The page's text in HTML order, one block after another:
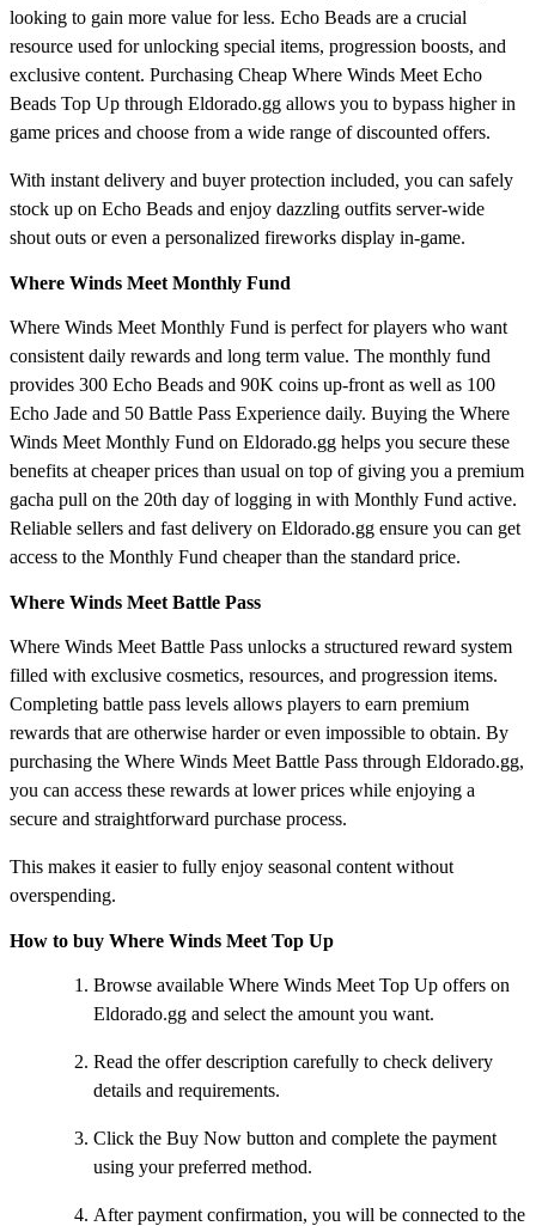
looking to gain more value for less. Echo Beads are a crucial
resource used for unlocking special items, progression boosts, and
exclusive content. Purchasing Cheap Where Winds Meet Echo
Beads Top Up through Eldorado.gg allows you to bypass higher in
game prices and choose from a wide range of discounted offers.
With instant delivery and buyer protection included, you can safely
stock up on Echo Beads and enjoy dazzling outfits server-wide
shout outs or even a personalized fireworks display in-game.
Where Winds Meet Monthly Fund
Where Winds Meet Monthly Fund is perfect for players who want
consistent daily rewards and long term value. The monthly fund
provides 300 Echo Beads and 90K coins up-front as well as 100
Echo Jade and 50 Battle Pass Experience daily. Buying the Where
Winds Meet Monthly Fund on Eldorado.gg helps you secure these
benefits at cheaper prices than usual on top of giving you a premium
gacha pull on the 20th day of logging in with Monthly Fund active.
Reliable sellers and fast delivery on Eldorado.gg ensure you can get
access to the Monthly Fund cheaper than the standard price.
Where Winds Meet Battle Pass
Where Winds Meet Battle Pass unlocks a structured reward system
filled with exclusive cosmetics, resources, and progression items.
Completing battle pass levels allows players to earn premium
rewards that are otherwise harder or even impossible to obtain. By
purchasing the Where Winds Meet Battle Pass through Eldorado.gg,
you can access these rewards at lower prices while enjoying a
secure and straightforward purchase process.
This makes it easier to fully enjoy seasonal content without
overspending.
How to buy Where Winds Meet Top Up
Browse available Where Winds Meet Top Up offers on
Eldorado.gg and select the amount you want.
Read the offer description carefully to check delivery
details and requirements.
Click the Buy Now button and complete the payment
using your preferred method.
After payment confirmation, you will be connected to the